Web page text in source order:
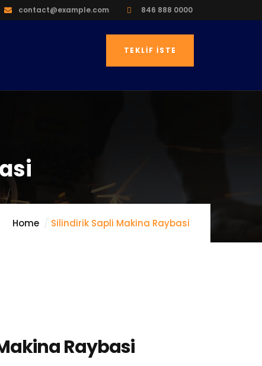
contact@example.com 846 888 0000
TEKLIF İSTE
Home Silindirik Sapli Makina Raybasi
Raybasi